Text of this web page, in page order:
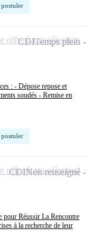
postuler
: - Dépose repose et
soudés - Remise en
postuler
CDITemps plein
offre à ma sélection
pour Réussir La Rencontre
à la recherche de leur
CDINon renseigné
offre à ma sélection